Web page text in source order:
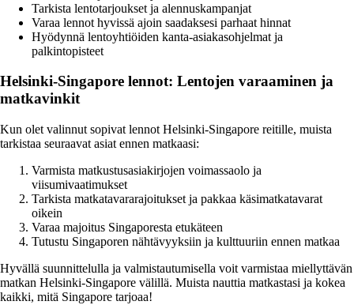
Tarkista lentotarjoukset ja alennuskampanjat
Varaa lennot hyvissä ajoin saadaksesi parhaat hinnat
Hyödynnä lentoyhtiöiden kanta-asiakasohjelmat ja
palkintopisteet
Helsinki-Singapore lennot: Lentojen varaaminen ja
matkavinkit
Kun olet valinnut sopivat lennot Helsinki-Singapore reitille, muista
tarkistaa seuraavat asiat ennen matkaasi:
Varmista matkustusasiakirjojen voimassaolo ja
viisumivaatimukset
Tarkista matkatavararajoitukset ja pakkaa käsimatkatavarat
oikein
Varaa majoitus Singaporesta etukäteen
Tutustu Singaporen nähtävyyksiin ja kulttuuriin ennen matkaa
Hyvällä suunnittelulla ja valmistautumisella voit varmistaa miellyttävän
matkan Helsinki-Singapore välillä. Muista nauttia matkastasi ja kokea
kaikki, mitä Singapore tarjoaa!